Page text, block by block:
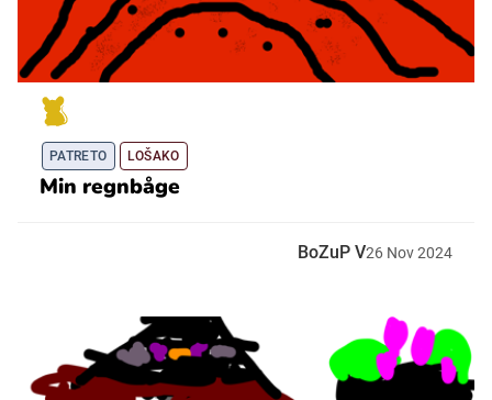
PATRETO LOŠAKO
Min regnbåge
BoZuP V26 Nov2024